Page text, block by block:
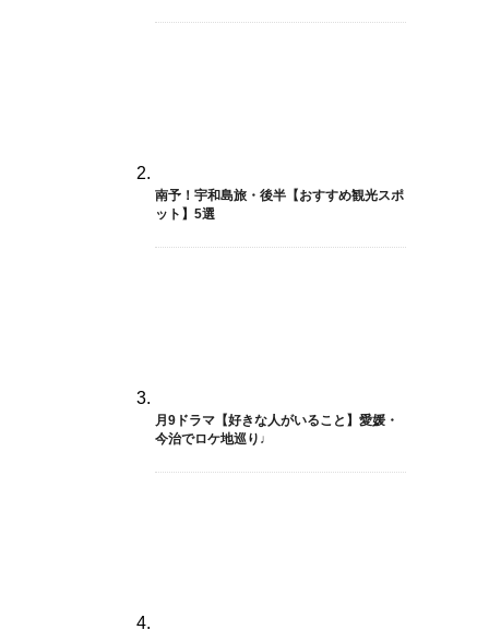
南予！宇和島旅・後半【おすすめ観光スポ
ット】5選
月9ドラマ【好きな人がいること】愛媛・
今治でロケ地巡り♩